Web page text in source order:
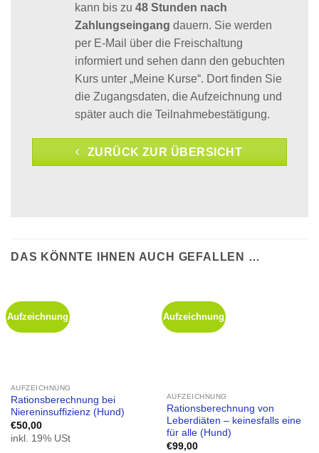
kann bis zu 48 Stunden nach
Zahlungseingang dauern. Sie werden
per E-Mail über die Freischaltung
informiert und sehen dann den gebuchten
Kurs unter „Meine Kurse“. Dort finden Sie
die Zugangsdaten, die Aufzeichnung und
später auch die Teilnahmebestätigung.
ZURÜCK ZUR ÜBERSICHT
DAS KÖNNTE IHNEN AUCH GEFALLEN …
Aufzeichnung
AUFZEICHNUNG
Rationsberechnung bei
Niereninsuffizienz (Hund)
€50,00
inkl. 19% USt
Aufzeichnung
AUFZEICHNUNG
Rationsberechnung von
Leberdiäten – keinesfalls eine
für alle (Hund)
€99,00